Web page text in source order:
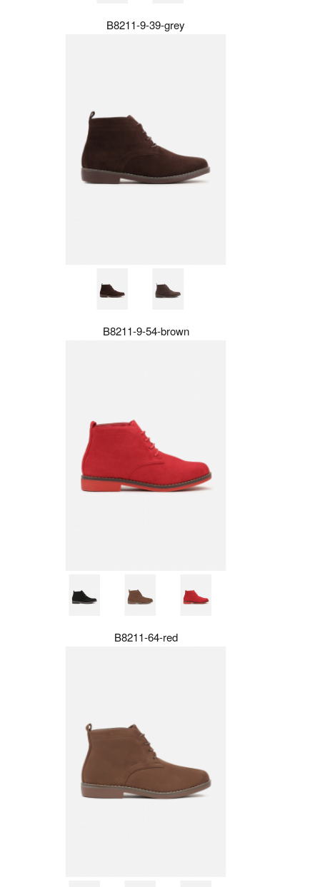
B8211-9-39-grey
B8211-9-54-brown
B8211-64-red